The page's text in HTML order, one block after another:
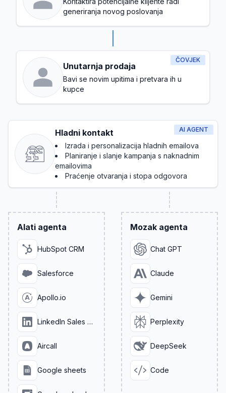
generiranja novog poslovanja
ČOVJEK
Unutarnja prodaja
Bavi se novim upitima i pretvara ih u
kupce
AI AGENT
Hladni kontakt
Izrada i personalizacija hladnih emailova
Planiranje i slanje kampanja s naknadnim
emailovima
Praćenje otvaranja i stopa odgovora
Alati agenta
HubSpot CRM
Salesforce
Apollo.io
LinkedIn Sales Navigator
Aircall
Google sheets
Mozak agenta
Chat GPT
Claude
Gemini
Perplexity
DeepSeek
Code